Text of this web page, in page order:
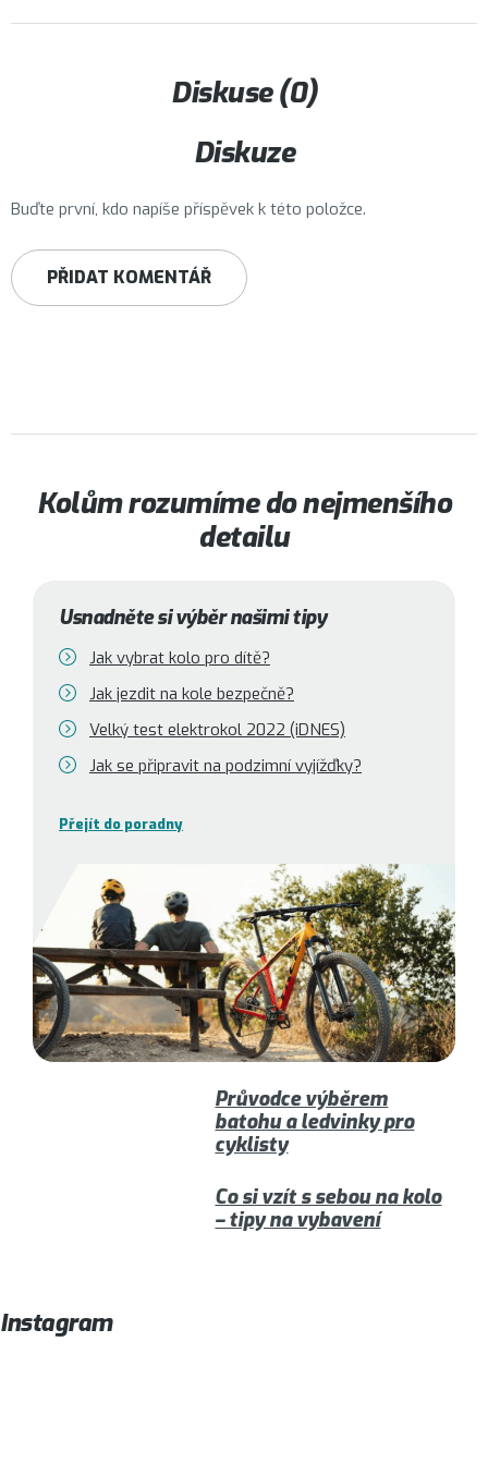
Diskuse (0)
Diskuze
Buďte první, kdo napíše příspěvek k této položce.
PŘIDAT KOMENTÁŘ
Kolům rozumíme do nejmenšího
detailu
Usnadněte si výběr našimi tipy
Jak vybrat kolo pro dítě?
Jak jezdit na kole bezpečně?
Velký test elektrokol 2022 (iDNES)
Jak se připravit na podzimní vyjížďky?
Přejít do poradny
Průvodce výběrem
batohu a ledvinky pro
cyklisty
Co si vzít s sebou na kolo
– tipy na vybavení
Instagram